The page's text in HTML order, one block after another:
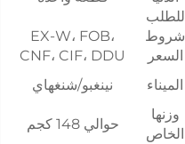
للطلب
شروط
السعر
EX-W، FOB،
CNF، CIF، DDU
الميناء نينغبو/شنغهاي
وزنها
الخاص
حوالي 148 كجم